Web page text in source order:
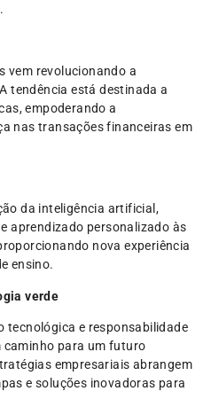
vem revolucionando a
tendência está destinada a
empoderando a
nas transações financeiras em
da inteligência artificial,
aprendizado personalizado às
nova experiência
ensino.
verde
tecnológica e responsabilidade
caminho para um futuro
empresariais abrangem
e soluções inovadoras para